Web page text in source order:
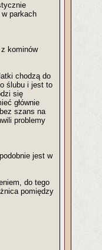
parkach
kominów
chodzą do
ślubu i jest to
się
głównie
szans na
problemy
jest w
do tego
pomiędzy